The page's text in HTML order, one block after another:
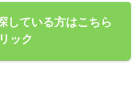
している方はこちら
ック